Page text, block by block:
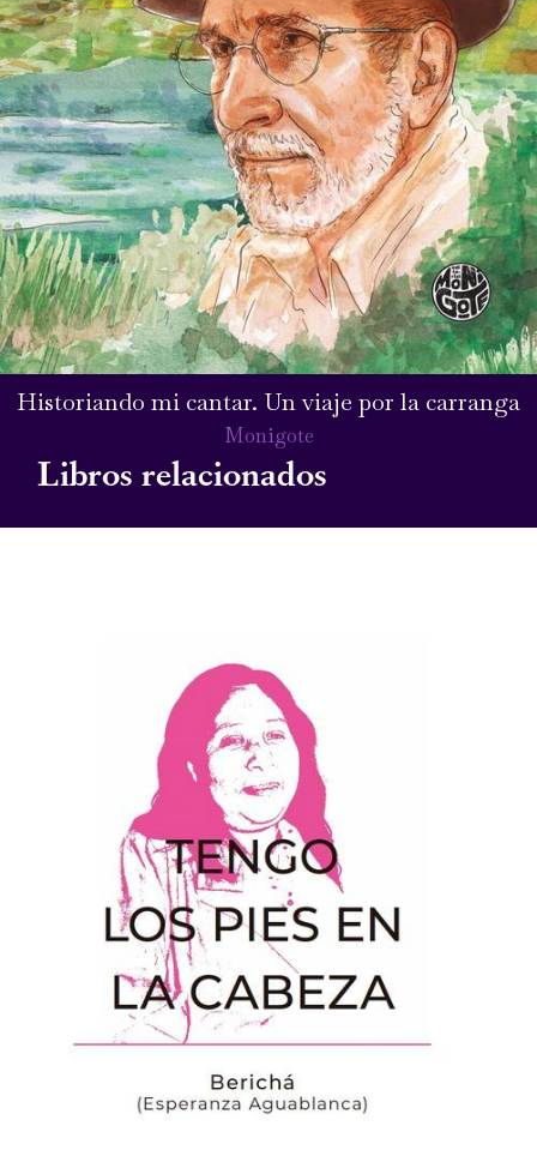
Historiando mi cantar. Un viaje por la carranga
Monigote
Libros relacionados